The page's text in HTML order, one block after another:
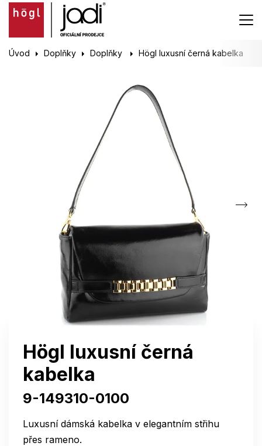
Úvod Doplňky Doplňky Högl luxusní černá kabelka
Högl luxusní černá
kabelka
9-149310-0100
Luxusní dámská kabelka v elegantním střihu
přes rameno.